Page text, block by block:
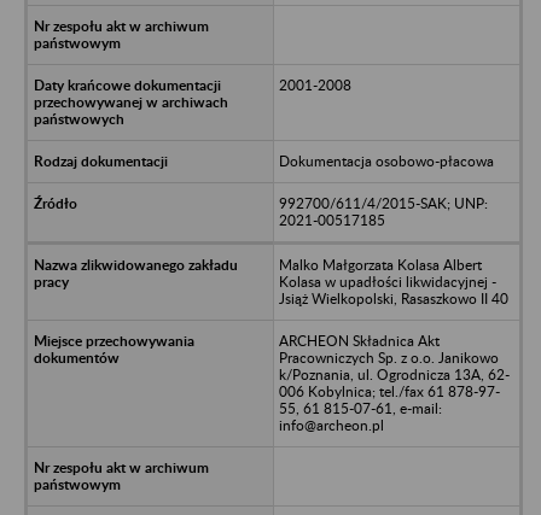
2001-2008
Dokumentacja osobowo-płacowa
992700/611/4/2015-SAK; UNP:
2021-00517185
Malko Małgorzata Kolasa Albert
Kolasa w upadłości likwidacyjnej -
Jsiąż Wielkopolski, Rasaszkowo II 40
ARCHEON Składnica Akt
Pracowniczych Sp. z o.o. Janikowo
k/Poznania, ul. Ogrodnicza 13A, 62-
006 Kobylnica; tel./fax 61 878-97-
55, 61 815-07-61, e-mail:
info@archeon.pl